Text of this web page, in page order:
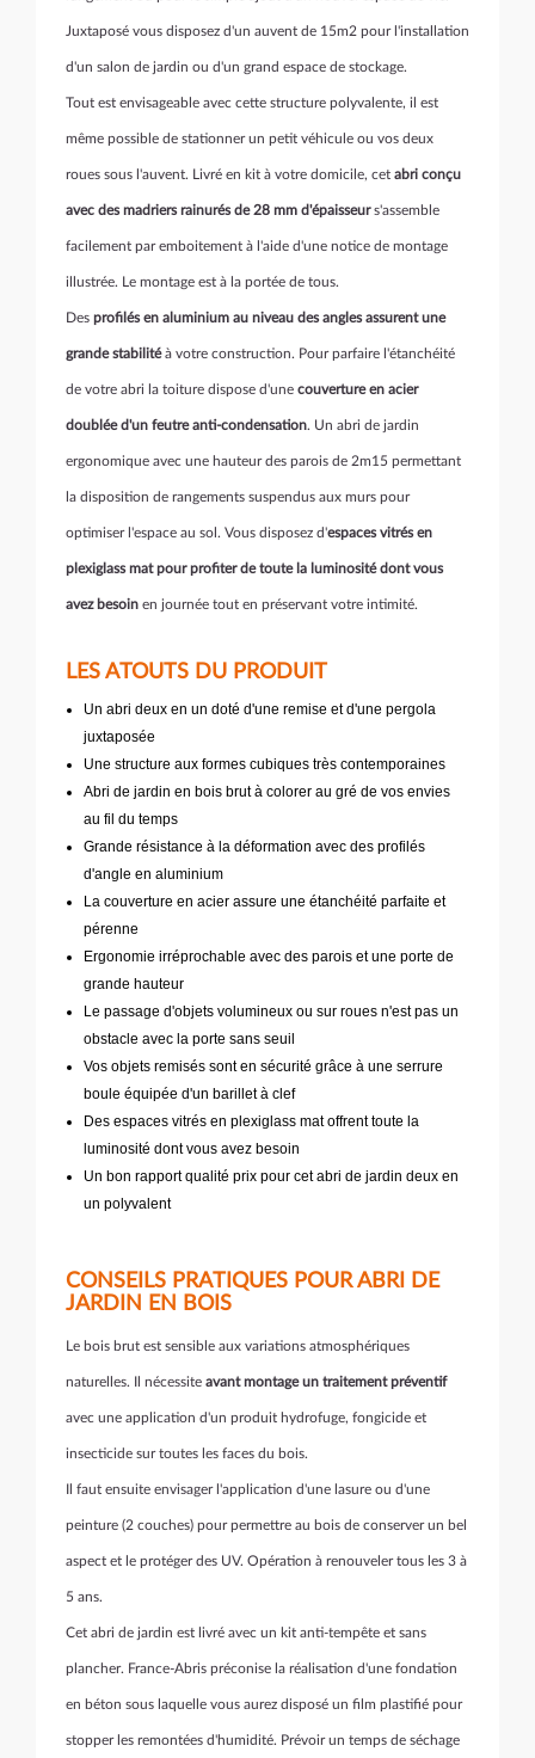
Juxtaposé vous disposez d'un auvent de 15m2 pour l'installation
d'un salon de jardin ou d'un grand espace de stockage.
Tout est envisageable avec cette structure polyvalente, il est
même possible de stationner un petit véhicule ou vos deux
roues sous l'auvent. Livré en kit à votre domicile, cet abri conçu
avec des madriers rainurés de 28 mm d'épaisseurs'assemble
facilement par emboitement à l'aide d'une notice de montage
illustrée. Le montage est à la portée de tous.
Des profilés en aluminium au niveau des angles assurent une
grande stabilitéà votre construction. Pour parfaire l'étanchéité
de votre abri la toiture dispose d'une couverture en acier
doublée d'un feutre anti-condensation. Un abri de jardin
ergonomique avec une hauteur des parois de 2m15 permettant
la disposition de rangements suspendus aux murs pour
optimiser l'espace au sol. Vous disposez d'espaces vitrés en
plexiglass mat pour profiter de toute la luminosité dont vous
avez besoin en journée tout en préservant votre intimité.
LES ATOUTS DU PRODUIT
Un abri deux en un doté d'une remise et d'une pergola
juxtaposée
Une structure aux formes cubiques très contemporaines
Abri de jardin en bois brut à colorer au gré de vos envies
au fil du temps
Grande résistance à la déformation avec des profilés
d'angle en aluminium
La couverture en acier assure une étanchéité parfaite et
pérenne
Ergonomie irréprochable avec des parois et une porte de
grande hauteur
Le passage d'objets volumineux ou sur roues n'est pas un
obstacle avec la porte sans seuil
Vos objets remisés sont en sécurité grâce à une serrure
boule équipée d'un barillet à clef
Des espaces vitrés en plexiglass mat offrent toute la
luminosité dont vous avez besoin
Un bon rapport qualité prix pour cet abri de jardin deux en
un polyvalent
CONSEILS PRATIQUES POUR ABRI DE
JARDIN EN BOIS
Le bois brut est sensible aux variations atmosphériques
naturelles. Il nécessite avant montage un traitement préventif
avec une application d'un produit hydrofuge, fongicide et
insecticide sur toutes les faces du bois.
Il faut ensuite envisager l'application d'une lasure ou d'une
peinture (2 couches) pour permettre au bois de conserver un bel
aspect et le protéger des UV. Opération à renouveler tous les 3 à
5 ans.
Cet abri de jardin est livré avec un kit anti-tempête et sans
plancher. France-Abris préconise la réalisation d'une fondation
en béton sous laquelle vous aurez disposé un film plastifié pour
stopper les remontées d'humidité. Prévoir un temps de séchage